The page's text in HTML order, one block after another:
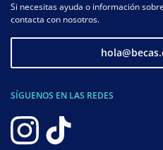
Si necesitas ayuda o información
contacta con nosotros.
SÍGUENOS EN LAS REDES